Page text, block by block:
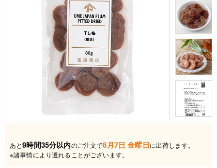
あと9時間35分以内のご注文で8月7日 金曜日に出荷します。
※諸事情により遅れることがございます。